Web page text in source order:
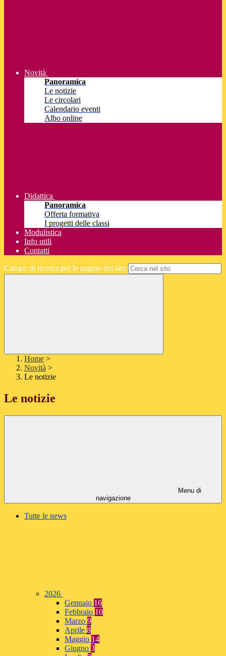
Novità
Panoramica
Le notizie
Le circolari
Calendario eventi
Albo online
Didattica
Panoramica
Offerta formativa
I progetti delle classi
Modulistica
Info utili
Contatti
Campo di ricerca per le pagine del sito
Home >
Novità >
Le notizie
Le notizie
Menu di
navigazione
Tutte le news
2026
Gennaio 16
Febbraio 10
Marzo 9
Aprile 8
Maggio 14
Giugno 3